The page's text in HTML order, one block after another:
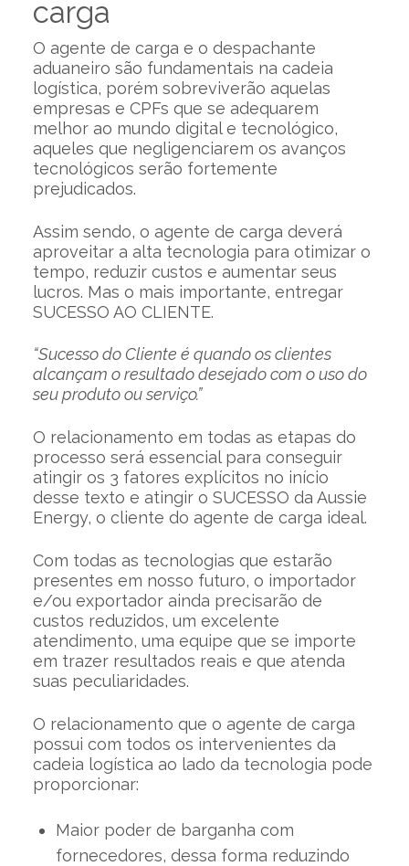
carga
O agente de carga e o despachante
aduaneiro são fundamentais na cadeia
logística, porém sobreviverão aquelas
empresas e CPFs que se adequarem
melhor ao mundo digital e tecnológico,
aqueles que negligenciarem os avanços
tecnológicos serão fortemente
prejudicados.
Assim sendo, o agente de carga deverá
aproveitar a alta tecnologia para otimizar o
tempo, reduzir custos e aumentar seus
lucros. Mas o mais importante, entregar
SUCESSO AO CLIENTE.
“Sucesso do Cliente é quando os clientes
alcançam o resultado desejado com o uso do
seu produto ou serviço.”
O relacionamento em todas as etapas do
processo será essencial para conseguir
atingir os 3 fatores explícitos no início
desse texto e atingir o SUCESSO da Aussie
Energy, o cliente do agente de carga ideal.
Com todas as tecnologias que estarão
presentes em nosso futuro, o importador
e/ou exportador ainda precisarão de
custos reduzidos, um excelente
atendimento, uma equipe que se importe
em trazer resultados reais e que atenda
suas peculiaridades.
O relacionamento que o agente de carga
possui com todos os intervenientes da
cadeia logística ao lado da tecnologia pode
proporcionar:
Maior poder de barganha com
fornecedores, dessa forma reduzindo